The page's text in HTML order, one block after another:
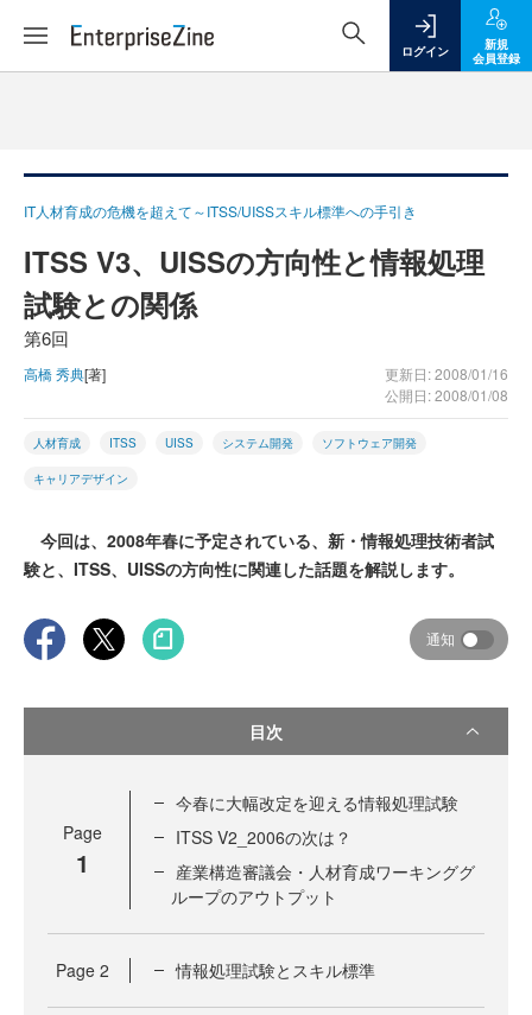
ログイン
新規
会員登録
IT人材育成の危機を超えて～ITSS/UISSスキル標準への手引き
ITSS V3、UISSの方向性と情報処理
試験との関係
第6回
高橋 秀典[著]
更新日: 2008/01/16
公開日: 2008/01/08
人材育成 ITSS UISS システム開発 ソフトウェア開発
キャリアデザイン
今回は、2008年春に予定されている、新・情報処理技術者試
験と、ITSS、UISSの方向性に関連した話題を解説します。
通知
目次
Page
1
今春に大幅改定を迎える情報処理試験
ITSS V2_2006の次は？
産業構造審議会・人材育成ワーキンググ
ループのアウトプット
Page 2 情報処理試験とスキル標準